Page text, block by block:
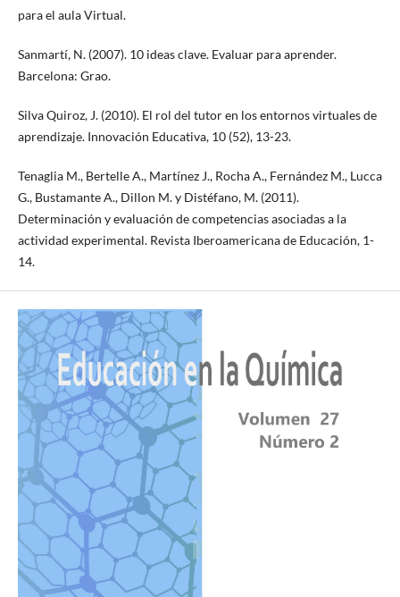
para el aula Virtual.
Sanmartí, N. (2007). 10 ideas clave. Evaluar para aprender.
Barcelona: Grao.
Silva Quiroz, J. (2010). El rol del tutor en los entornos virtuales de
aprendizaje. Innovación Educativa, 10 (52), 13-23.
Tenaglia M., Bertelle A., Martínez J., Rocha A., Fernández M., Lucca
G., Bustamante A., Dillon M. y Distéfano, M. (2011).
Determinación y evaluación de competencias asociadas a la
actividad experimental. Revista Iberoamericana de Educación, 1-
14.